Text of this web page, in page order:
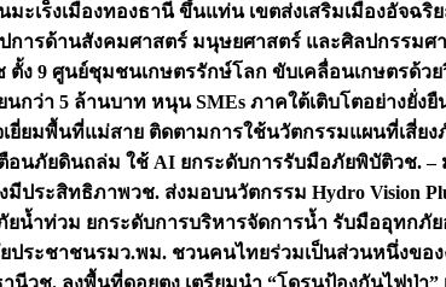
มะเร็งเมืองทองธานี ขึ้นแท่น เขตส่งเสริมเมืองอัจฉ
ารด้านสังคมศาสตร์ มนุษยศาสตร์ และศิลปกรรม
ง 9 ศูนย์ชุมชนเกษตรรักษ์โลก ขับเคลื่อนเกษตรด้ว
นกว่า 5 ล้านบาท หนุน SMEs ภาคใต้เติบโตอย่างยั่งยื
เยี่ยมพื้นที่แม่สาย ติดตามการใช้นวัตกรรมแผนที่เสี่
อนภัยดินถล่ม ใช้ AI ยกระดับการรับมือภัยพิบัติวช. –
มีประสิทธิภาพวช. ส่งมอบนวัตกรรม Hydro Vision
ยน้ำท่วม ยกระดับการบริหารจัดการน้ำ รับมืออุทกภั
ประชาชนรมว.พม. ชวนคนไทยร่วมเป็นส่วนหนึ่งของง